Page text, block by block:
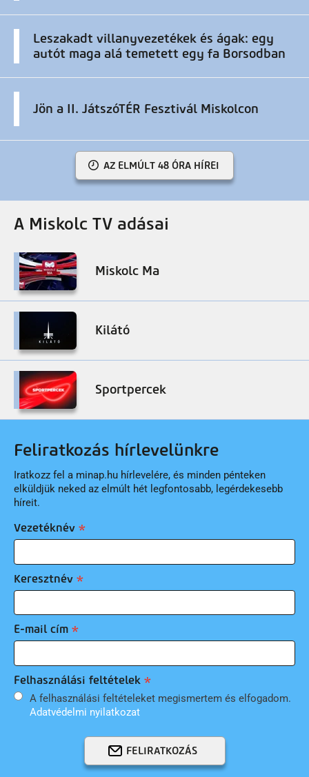
Leszakadt villanyvezetékek és ágak: egy
autót maga alá temetett egy fa Borsodban
Jön a II. JátszóTÉR Fesztivál Miskolcon
AZ ELMÚLT 48 ÓRA HÍREI
A Miskolc TV adásai
Miskolc Ma
Kilátó
Sportpercek
Feliratkozás hírlevelünkre
Iratkozz fel a minap.hu hírlevelére, és minden pénteken
elküldjük neked az elmúlt hét legfontosabb, legérdekesebb
híreit.
Vezetéknév
Keresztnév
E-mail cím
Felhasználási feltételek
A felhasználási feltételeket megismertem és elfogadom.
Adatvédelmi nyilatkozat
FELIRATKOZÁS